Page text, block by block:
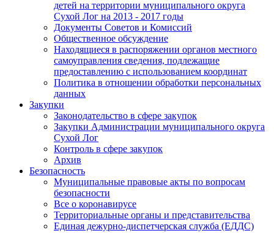
детей на территории муниципального округа
Сухой Лог на 2013 - 2017 годы
Документы Советов и Комиссий
Общественное обсуждение
Находящиеся в распоряжении органов местного
самоуправления сведения, подлежащие
предоставлению с использованием координат
Политика в отношении обработки персональных
данных
Закупки
Законодательство в сфере закупок
Закупки Администрации муниципального округа
Сухой Лог
Контроль в сфере закупок
Архив
Безопасность
Муниципальные правовые акты по вопросам
безопасности
Все о коронавирусе
Территориальные органы и представительства
Единая дежурно-диспетчерская служба (ЕДДС)